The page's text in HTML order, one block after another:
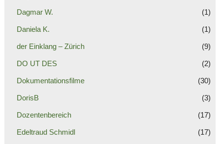
Dagmar W. (1)
Daniela K. (1)
der Einklang – Zürich (9)
DO UT DES (2)
Dokumentationsfilme (30)
DorisB (3)
Dozentenbereich (17)
Edeltraud Schmidl (17)